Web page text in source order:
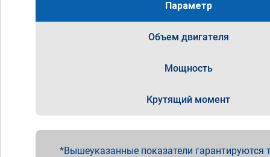
Параметр
Объем двигателя
Мощность
Крутящий момент
Вышеуказанные показатели гарантируются